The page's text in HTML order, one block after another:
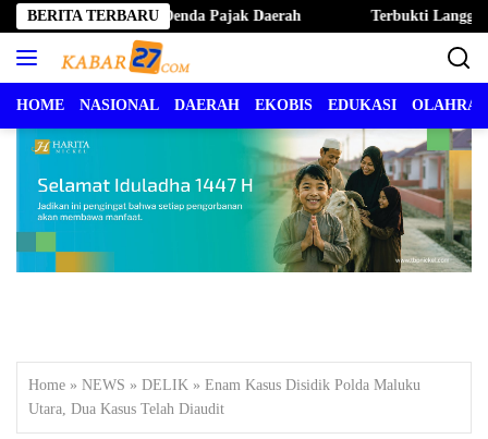
Langsung
ke
konten
BERITA TERBARU
Hapus Denda Pajak Daerah Terbukti Langgar Kode
HOME NASIONAL DAERAH EKOBIS EDUKASI
Home » NEWS » DELIK » Enam Kasus Disidik Polda Maluku
Utara, Dua Kasus Telah Diaudit